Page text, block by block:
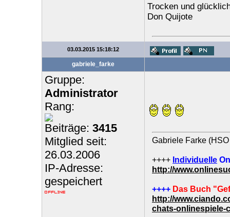
Trocken und
Don Quijote
03.03.2015 15:18:12
gabriele_farke
Gruppe:
Administrator
Rang:
Beiträge: 3415
Mitglied seit:
26.03.2006
IP-Adresse:
gespeichert
Gabriele Farke (HSO
++++ Individuelle
http://
++++ Das Buch
http://
chats-onlinespiele-